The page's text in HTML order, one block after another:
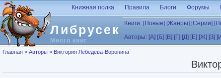
Перейти к основному содержанию
Либрусек
Много книг
Книжная полка Правила Блоги Форумы
Книги: [Новые] [Жанры] [Серии]
Авторы: [А] [Б] [В] [Г] [Д] [Е] [Ж] [З]
Вы здесь
Главная » Авторы » Виктория Лебедева-Воронина